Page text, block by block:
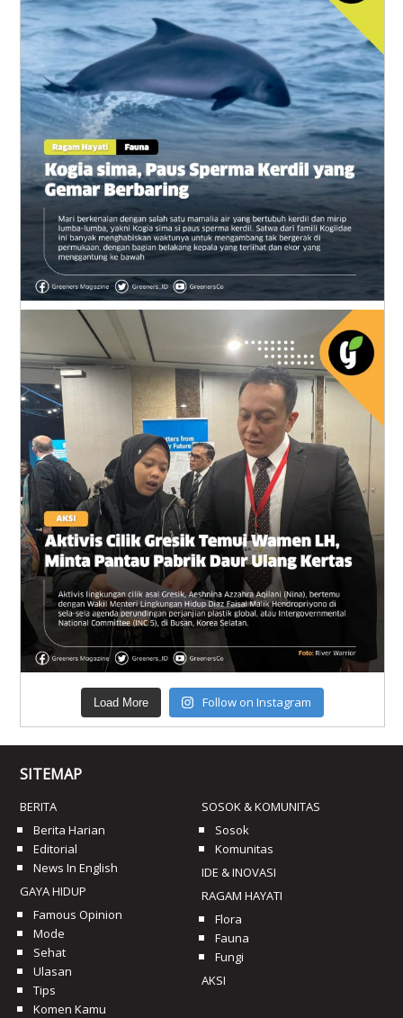
Load More Follow on Instagram
SITEMAP
BERITA
Berita Harian
Editorial
News In English
GAYA HIDUP
Famous Opinion
Mode
Sehat
Ulasan
Tips
Komen Kamu
SOSOK & KOMUNITAS
Sosok
Komunitas
IDE & INOVASI
RAGAM HAYATI
Flora
Fauna
Fungi
AKSI